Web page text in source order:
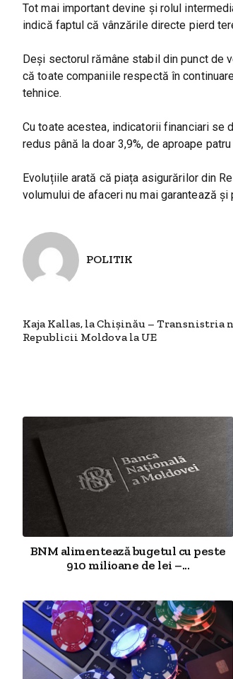
Tot mai important devine și rolul
indică faptul că vânzările directe pierd
Deși sectorul rămâne stabil din punct de
că toate companiile respectă în
tehnice.
Cu toate acestea, indicatorii financiari se
redus până la doar 3,9%, de aproape
Evoluțiile arată că piața asigurărilor din
volumului de afaceri nu mai garantează
POLITIK
Kaja Kallas, la Chișinău – Transnistria
Republicii Moldova la UE
BNM alimentează bugetul cu peste
910 milioane de lei –...